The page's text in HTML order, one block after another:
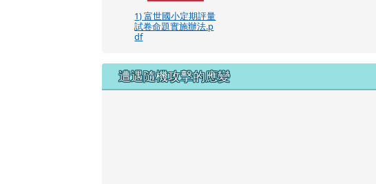
1) 富世國小定期評量
試卷命題實施辦法.p
df
遭遇隨機攻擊的應變